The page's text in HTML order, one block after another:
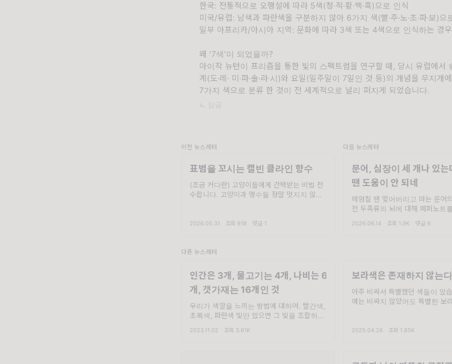
한국: 전통적으로 오행설에 따라 5색(청·적·황·백·흑)으로 인식
미국/유럽: 남색과 파란색을 구분하지 않아 6가지 색(빨·주·노·초·파·보)으
일부 아프리카/아시아 지역: 문화에 따라 3색 또는 4색으로 인식하는 경
왜 '7색'이 되었을까?
아이작 뉴턴이 프리즘을 통한 빛의 스펙트럼을 연구할 때, 당시 유럽에서
계(도·레· 미·파·솔·라·시)와 요일(일주일이 7일인 것 등)의 개념을 무지개
7가지 색으로 분류 한 것이 전 세계적으로 널리 퍼지게 되었습니다.
ㄴ 답글
이전 뉴스레터
표범을 꼬시는 캘빈 클라인 향수
(조금 커다란) 고양이들에게 간택받는 비법 전
수합니다. 고양이과 맹수들 정말 멋지지 않습
다움, 신비 같은 걸 느낍니다. 재규어, 표범, 호
2026.05.31 조회 918 댓글 1
다음 뉴스레터
문어, 심장이 세 개나 있
땐 도움이 안 되네
헤엄칠 땐 멎어버리고 마는 문어
전 두족류의 뇌에 대해 페퍼노트
장도 정말 흥미로운 존재라는 걸
2026.06.14 조회 1.9K 댓글 6
다른 뉴스레터
인간은 3개, 물고기는 4개, 나비는 6
개, 갯가재는 16개인 것
우리가 색깔을 느끼는 방법에 대하여. 빨간색,
초록색, 파란색 빛만 있으면 그 빛을 조합하여
서 빛의 삼원색이라고 합니다. 저는 이것을 처
2023.11.02 조회 3.61K
보라색은 존재하지 않는다
아주 비싸서 특별했던 색들이 있
에는 비싸지 않았어도 특별한 보
얘기를 전해 드린 적이 있습니다.
2025.04.26 조회 1.85K